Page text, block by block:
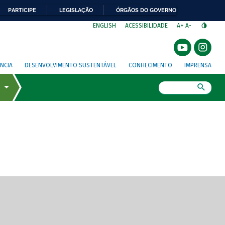
PARTICIPE LEGISLAÇÃO ÓRGÃOS DO GOVERNO
ENGLISH ACESSIBILIDADE A+ A-
DESENVOLVIMENTO SUSTENTÁVEL CONHECIMENTO IMPRENSA
de tela